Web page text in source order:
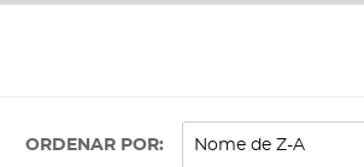
ORDENAR POR Nome de Z-A